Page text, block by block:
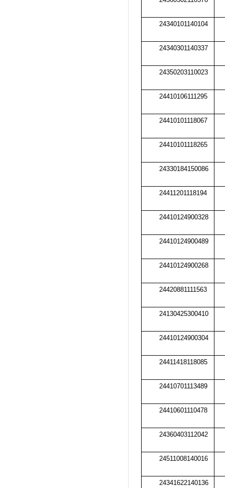
24340101140104
24340301140337
24350203110023
24410106111295
24410101118067
24410101118265
24330184150086
24411201118194
24410124900328
24410124900489
24410124900268
24420881111563
24130425300410
24410124900304
24411418118085
24410701113489
24410601110478
24360403112042
24511008140016
24341622140136